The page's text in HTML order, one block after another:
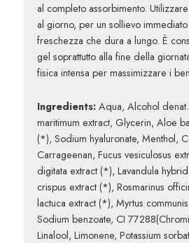
al completo assorbimento.
al giorno, per un sollievo
freschezza che dura a lungo. È
gel soprattutto alla fine della
fisica intensa per massimizzare i
Ingredients: Aqua, Alcohol
maritimum extract, Glycerin, Aloe
(*), Sodium hyaluronate, Menthol,
Carrageenan, Fucus vesiculosus
digitata extract (*), Lavandula
crispus extract (*), Rosmarinus
lactuca extract (*), Myrtus
Sodium benzoate, CI
Linalool, Limonene, Potassium